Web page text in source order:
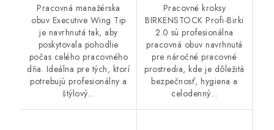
Pracovná manažérska
obuv Executive Wing Tip
je navrhnutá tak, aby
poskytovala pohodlie
počas celého pracovného
dňa. Ideálna pre tých, ktorí
potrebujú profesionálny a
štýlový...
Pracovné kroksy
BIRKENSTOCK Profi-Birki
2.0 sú profesionálna
pracovná obuv navrhnutá
pre náročné pracovné
prostredia, kde je dôležitá
bezpečnosť, hygiena a
celodenný...